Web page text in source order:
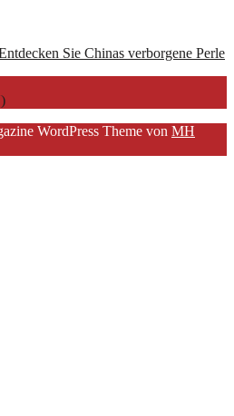
Sie Chinas verborgene Perle
WordPress Theme von MH